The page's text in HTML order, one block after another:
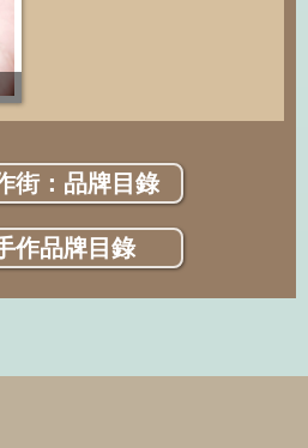
街：品牌目錄
作品牌目錄